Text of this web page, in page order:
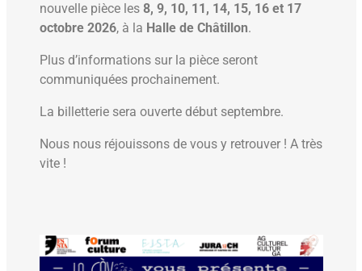
nouvelle pièce les 8, 9, 10, 11, 14, 15, 16 et 17
octobre 2026, à la Halle de Châtillon.
Plus d’informations sur la pièce seront
communiquées prochainement.
La billetterie sera ouverte début septembre.
Nous nous réjouissons de vous y retrouver ! A très
vite !